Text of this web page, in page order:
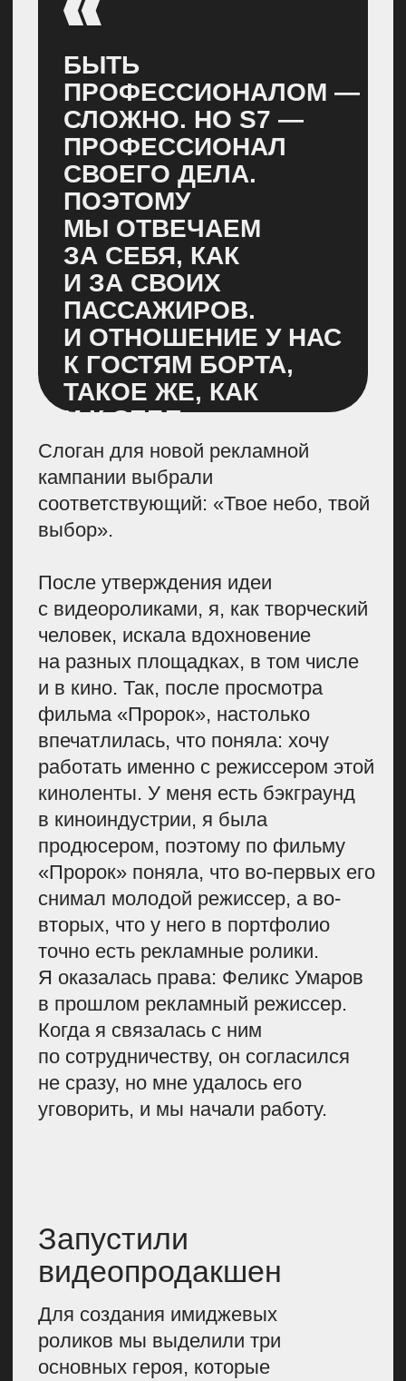
площадку всех желающих. В видео
день осуществилась давняя мечта
сняться в кино
Когда мы полетели снимать
главные кадры для рекламной
кампании, нас ждали
непредвиденные погодные
условия. По нашей задумке, пилот
должен был стоять у самолета
на рассвете на фоне гор. Для
реализации идеи мы полетели
в Миниральные воды в апреле,
когда обычно там стоит хорошая
ясная погода, но именно в этот
день пошел снег. Мы прождали
ночь и решили работать с тем что
есть — провели съемки для
капитана на рассвете, но почти
в полной темноте.
Образ героя, который мы получили
в итоге был не совсем таким,
каким мы его задумывали, но это
лучше, чем просто отменить
съемки, когда уже полностью
собрана и оплачена вся команда.
После съемок имиджевого
ролика про капитана,
мы запустили рубрику«Капитан
отвечает». Этосерия
видеороликов в соцсетях,
в которой реальные пилоты S7
отвечали на каверзные вопросы
Кто-то из пилотов был очень
серьезным, сконцентрированным, кто-
то отвечал на все с юмором. В этом
количество фанатов авиации,
людей, которые боятся летать,
и они, в такой живой и интересной
вопросы.
Следующий этап — это
подготовка обложек в топ-СМИ